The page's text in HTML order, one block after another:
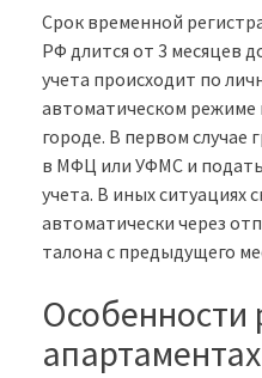
Срок временной
РФ длится от 3 месяцев
учета происходит по
автоматическом режиме
городе. В первом
в МФЦ или УФМС и подать
учета. В иных ситуациях
автоматически через
талона с предыдущего
Особенности
апартаментах